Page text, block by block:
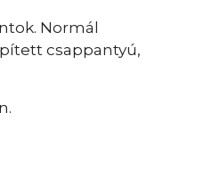
Normál
csappantyú,